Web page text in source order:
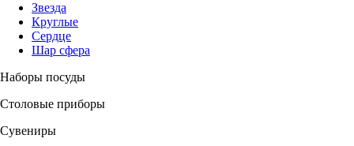
Звезда
Круглые
Сердце
Шар сфера
Наборы посуды
Столовые приборы
Сувениры